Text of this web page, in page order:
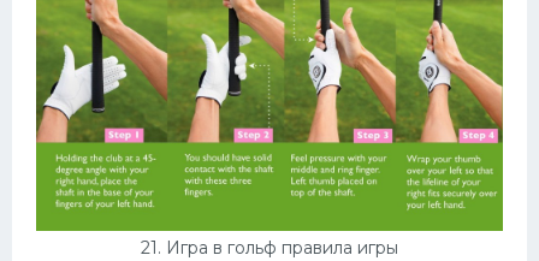
21. Игра в гольф правила игры